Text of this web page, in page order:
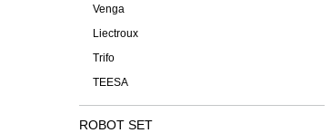
Venga
Liectroux
Trifo
TEESA
ROBOT SET